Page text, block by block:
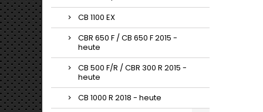
CB 1100 EX
CBR 650 F / CB 650 F 2015 -
heute
CB 500 F/R / CBR 300 R 2015 -
heute
CB 1000 R 2018 - heute